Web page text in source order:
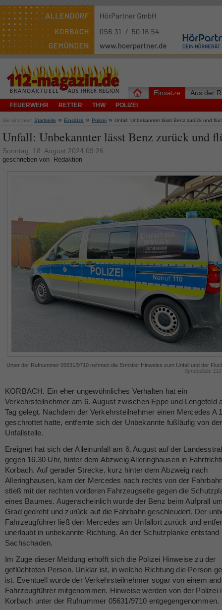
Einsätze
FEUERWEHR RETTER THW POLIZEI
Aus der
Sie sind hier: Startseite » Einsätze » Polizei » Unfall: Unbekannter lässt Benz zurück und
Unfall: Unbekannter lässt Benz zurück und
Sonntag, 18. August 2024 09:26
geschrieben von Redaktion
Unter der Rufnummer 05631/9710 nehmen die Ermittler Hinweise zum Unfall und der
Symbolbild:
KORBACH. Ein eher ungewöhnliches Verhalten hat ein
Verkehrsteilnehmer am 6. August zwischen Eppe und Lengefeld
Tag gelegt. Nachdem der Verkehrsteilnehmer einen Mercedes A
geschrottet hatte, entfernte sich der Unbekannte fußläufig von der
Unfallstelle.
Ereignet hat sich der Alleinunfall am 6. August auf der
gegen 16.30 Uhr, hinter dem Abzweig Alleringhausen in
Korbach. Auf gerader Strecke, kurz hinter dem Abzweig nach
Alleringhausen, kam der Mercedes nach rechts von der
stieß mit der rechten vorderen Fahrzeugseite gegen die
eines Baumes. Augenscheinlich wurde der Benz beim Aufprall
Grad gedreht und zurück auf die Fahrbahn geschleudert. Der
Fahrzeugführer ließ den Mercedes am Unfallort zurück und
unerlaubt in unbekannte Richtung. An der Schutzplanke entstand
Sachschaden.
Im Zuge dieser Meldung erhofft sich die Polizei Hinweise zu der
geflüchteten Person. Unklar ist, in welche Richtung die Person
ist. Eventuell wurde der Verkehrsteilnehmer sogar von einem
Fahrzeugführer mitgenommen. Hinweise werden von der Polizei
Korbach unter der Rufnummer 05631/9710 entgegengenommen.